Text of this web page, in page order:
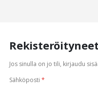
Jos sinulla on jo tili, kirjaudu
Sähköposti